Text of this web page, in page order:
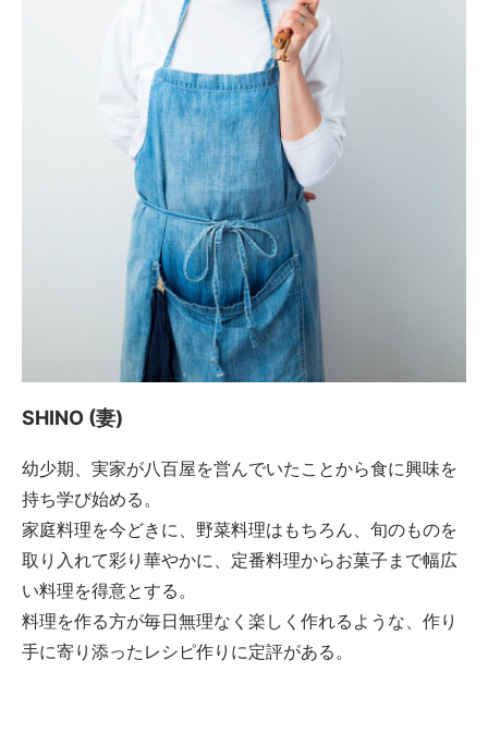
SHINO (妻)
幼少期、実家が八百屋を営んでいたことから食に興味を
持ち学び始める。
家庭料理を今どきに、野菜料理はもちろん、旬のものを
取り入れて彩り華やかに、定番料理からお菓子まで幅広
い料理を得意とする。
料理を作る方が毎日無理なく楽しく作れるような、作り
手に寄り添ったレシピ作りに定評がある。